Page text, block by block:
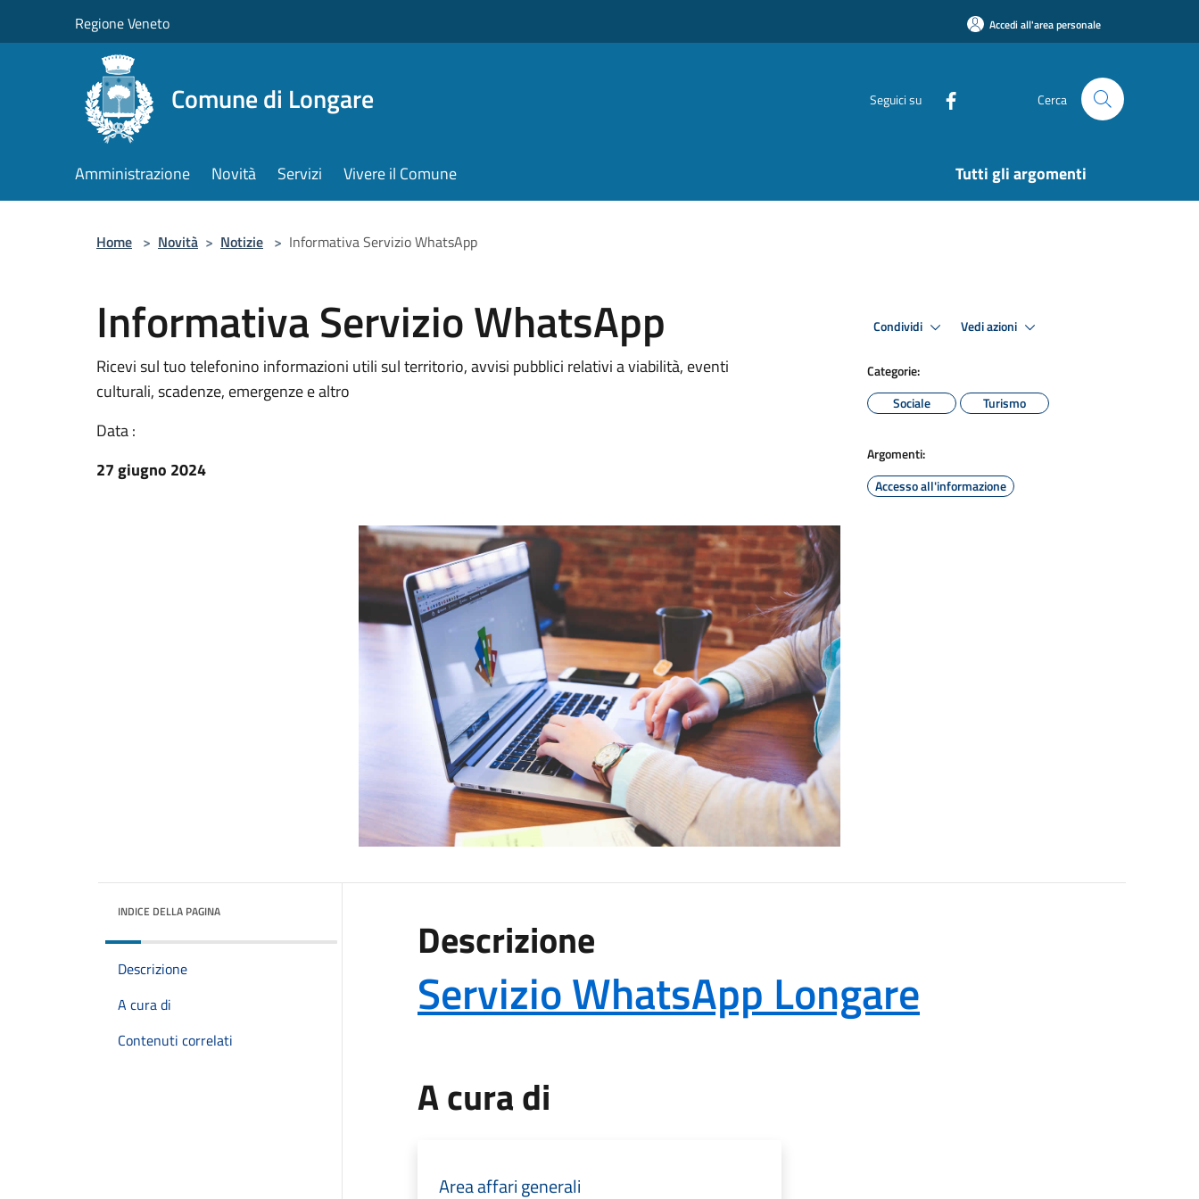
Regione Veneto Accedi all'area personale
Comune di Longare Seguici su Cerca
Amministrazione Novità Servizi Vivere il Comune Tutti gli argomenti
Home > Novità > Notizie > Informativa Servizio WhatsApp
Informativa Servizio WhatsApp
Ricevi sul tuo telefonino informazioni utili sul territorio, avvisi pubblici relativi a viabilità, eventi
culturali, scadenze, emergenze e altro
Data :
27 giugno 2024
Condividi Vedi azioni
Categorie:
Sociale
Turismo
Argomenti:
Accesso all'informazione
INDICE DELLA PAGINA
Descrizione
A cura di
Contenuti correlati
Descrizione
Servizio WhatsApp Longare
A cura di
Area affari generali